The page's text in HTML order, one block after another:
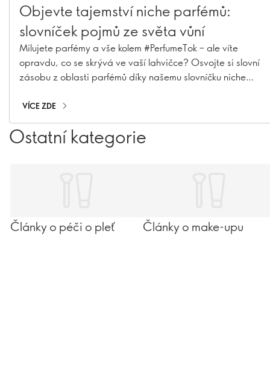
Objevte tajemství niche parfémů:
slovníček pojmů ze světa vůní
Milujete parfémy a vše kolem #PerfumeTok – ale víte
opravdu, co se skrývá ve vaší lahvičce? Osvojte si slovní
zásobu z oblasti parfémů díky našemu slovníčku niche
Od nejznámějších ingrediencí až po tajemství niche
parfumerie – zde najdete vše, co potřebujete, abyste
mluvili (a voněli) jako opravdový znalec. Posuňte se dál a
posuňte svou znalost parfémů na vyšší úroveň…
VÍCE ZDE
Ostatní kategorie
Články o péči o pleť Články o make-upu